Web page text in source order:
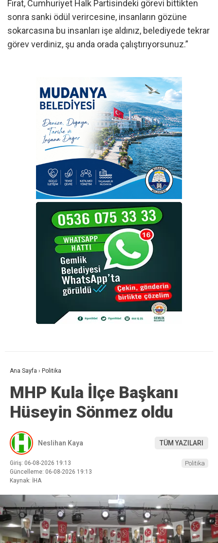
Fırat, Cumhuriyet Halk Partisindeki görevi bittikten
sonra sanki ödül verircesine, insanların gözüne
sokarcasına bu insanları işe aldınız, belediyede tekrar
görev verdiniz, şu anda orada çalıştırıyorsunuz.”
Ana Sayfa › Politika
MHP Kula İlçe Başkanı
Hüseyin Sönmez oldu
Neslihan Kaya TÜM YAZILARI
Giriş: 06-08-2026 19:13
Güncelleme: 06-08-2026 19:13
Kaynak: İHA
Politika